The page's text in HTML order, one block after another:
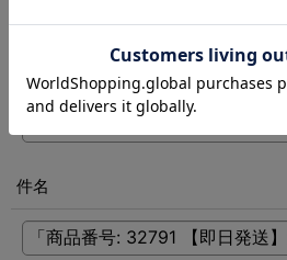
電話番号 必須
件名